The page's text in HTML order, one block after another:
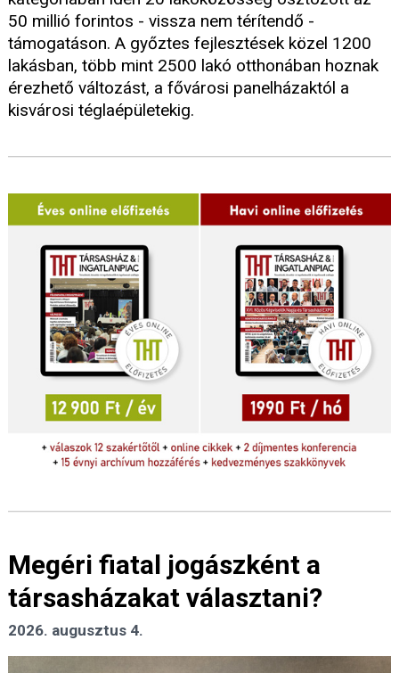
50 millió forintos - vissza nem térítendő -
támogatáson. A győztes fejlesztések közel 1200
lakásban, több mint 2500 lakó otthonában hoznak
érezhető változást, a fővárosi panelházaktól a
kisvárosi téglaépületekig.
Megéri fiatal jogászként a
társasházakat választani?
2026. augusztus 4.